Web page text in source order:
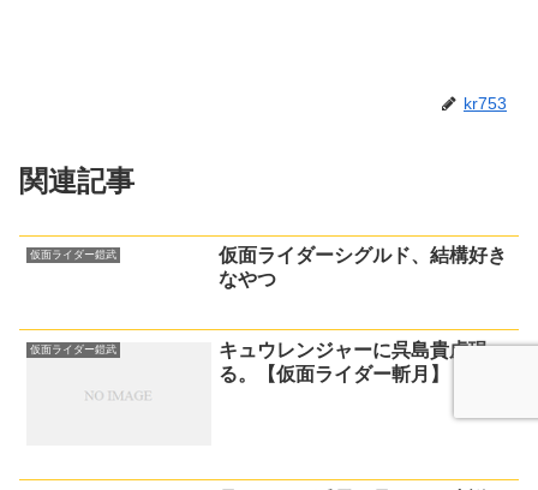
kr753
関連記事
仮面ライダー鎧武
仮面ライダーシグルド、結構好き
なやつ
仮面ライダー鎧武
キュウレンジャーに呉島貴虎現
る。【仮面ライダー斬月】